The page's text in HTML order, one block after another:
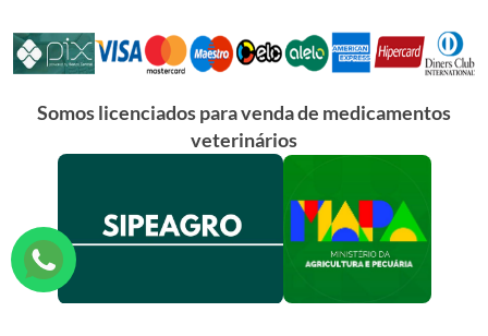
Somos licenciados para venda de medicamentos
veterinários